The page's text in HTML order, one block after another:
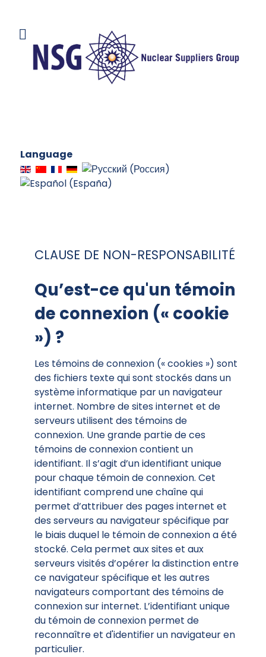
Language
CLAUSE DE NON-RESPONSABILITÉ
Qu’est-ce qu'un témoin
de connexion (« cookie
») ?
Les témoins de connexion (« cookies ») sont
des fichiers texte qui sont stockés dans un
système informatique par un navigateur
internet. Nombre de sites internet et de
serveurs utilisent des témoins de
connexion. Une grande partie de ces
témoins de connexion contient un
identifiant. Il s’agit d’un identifiant unique
pour chaque témoin de connexion. Cet
identifiant comprend une chaîne qui
permet d’attribuer des pages internet et
des serveurs au navigateur spécifique par
le biais duquel le témoin de connexion a été
stocké. Cela permet aux sites et aux
serveurs visités d’opérer la distinction entre
ce navigateur spécifique et les autres
navigateurs comportant des témoins de
connexion sur internet. L’identifiant unique
du témoin de connexion permet de
reconnaître et d'identifier un navigateur en
particulier.